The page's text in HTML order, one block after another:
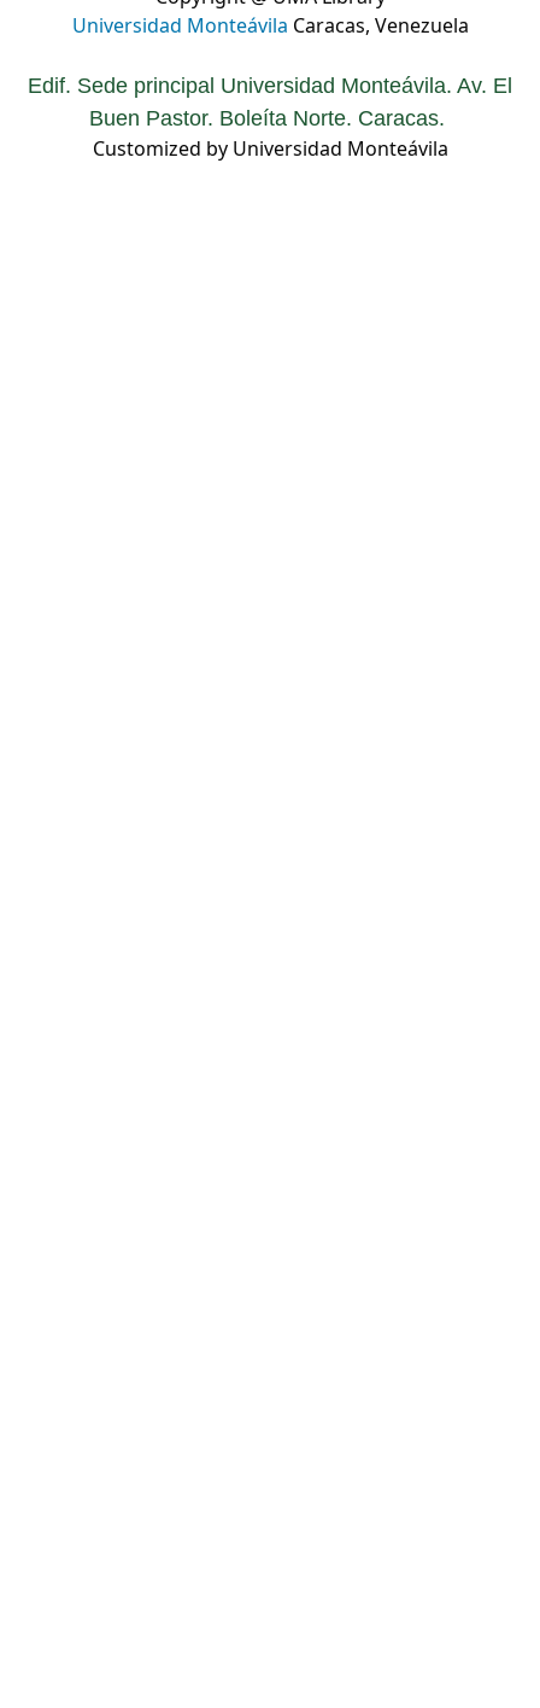
Universidad Monteávila Caracas, Venezuela
Edif. Sede principal Universidad Monteávila. Av. El
Buen Pastor. Boleíta Norte. Caracas.
Customized by Universidad Monteávila